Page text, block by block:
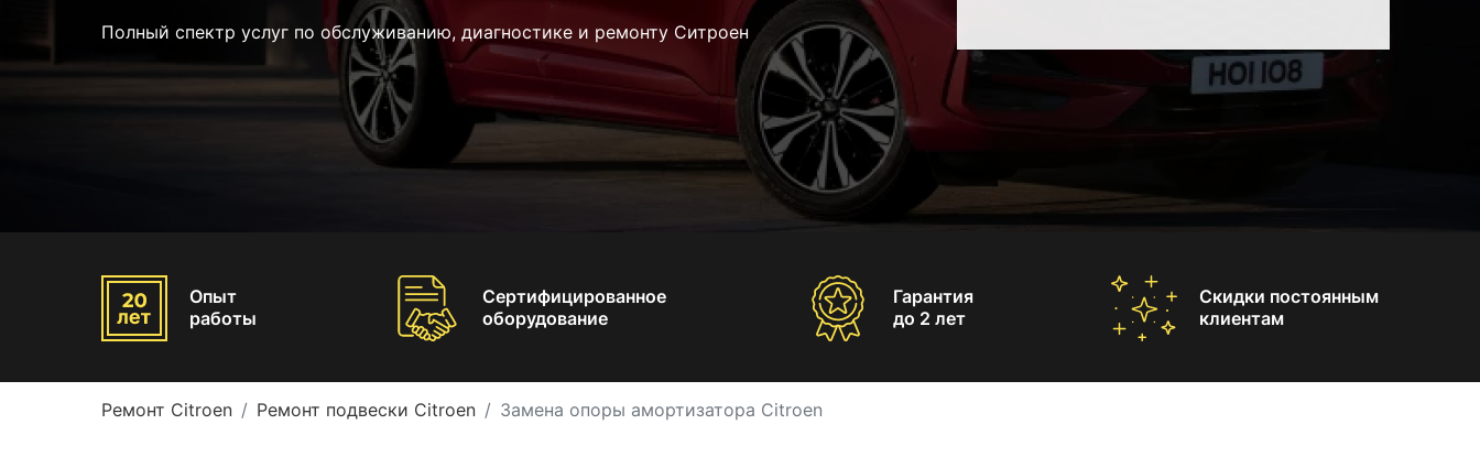
Полный спектр услуг по обслуживанию, диагностике и ремонту Ситроен
Опыт
работы
Сертифицированное
оборудование
Гарантия
до 2 лет
Скидки постоянным
клиентам
Ремонт Citroen Ремонт подвески Citroen Замена опоры амортизатора Citroen